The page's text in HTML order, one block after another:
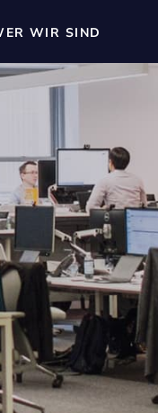
WIR SIND